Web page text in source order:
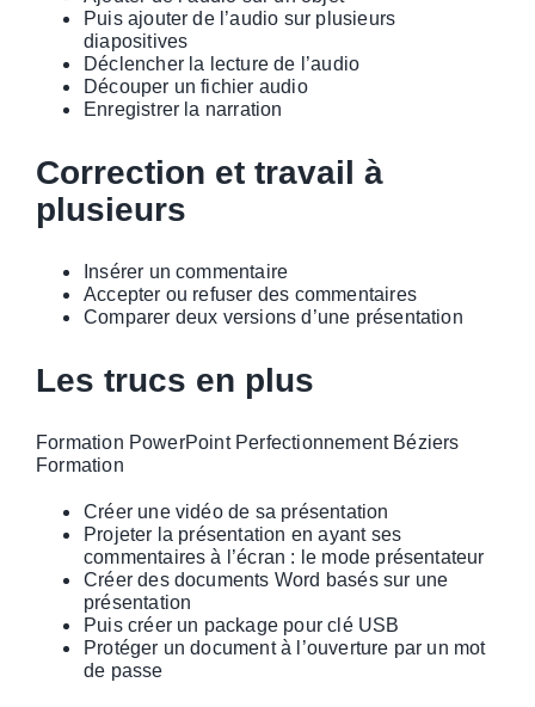
Puis ajouter de l’audio sur plusieurs
diapositives
Déclencher la lecture de l’audio
Découper un fichier audio
Enregistrer la narration
Correction et travail à
plusieurs
Insérer un commentaire
Accepter ou refuser des commentaires
Comparer deux versions d’une présentation
Les trucs en plus
Formation PowerPoint Perfectionnement Béziers
Formation
Créer une vidéo de sa présentation
Projeter la présentation en ayant ses
commentaires à l’écran : le mode présentateur
Créer des documents Word basés sur une
présentation
Puis créer un package pour clé USB
Protéger un document à l’ouverture par un mot
de passe